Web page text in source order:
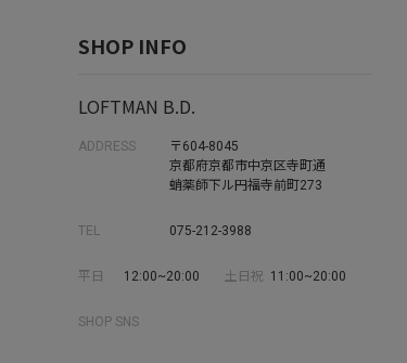
SHOP INFO
LOFTMAN B.D.
ADDRESS
〒604-8045
京都府京都市中京区寺町通
蛸薬師下ル円福寺前町273
TEL 075-212-3988
平日 12:00~20:00 土日祝 11:00~20:00
SHOP SNS